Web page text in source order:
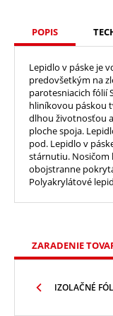
POPIS
Lepidlo v páske je
predovšetkým na
parotesniacich fólií
hliníkovou páskou
dlhou životnosťou
ploche spoja.
pod. Lepidlo v
stárnutiu. Nosičom
obojstranne
Polyakrylátové
ZARADENIE
IZOLAČNÉ